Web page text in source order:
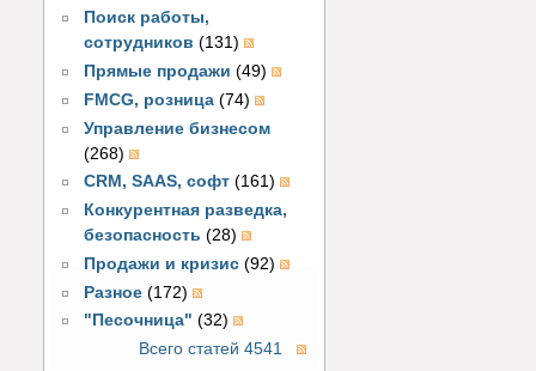
Поиск работы,
сотрудников (131)
Прямые продажи (49)
FMCG, розница (74)
Управление бизнесом
(268)
CRM, SAAS, софт (161)
Конкурентная разведка,
безопасность (28)
Продажи и кризис (92)
Разное (172)
"Песочница" (32)
Всего статей 4541